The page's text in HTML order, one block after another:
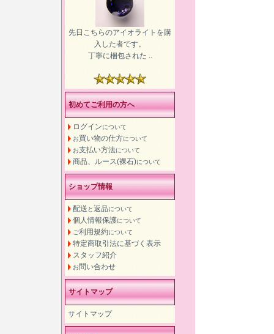
先日こちらのアイオライトを購
入した者です。
丁寧に梱包された ..
初めてご利用の方へ
ログインについて
お買い物の仕方について
お支払い方法について
商品、ルース(裸石)について
ショップ情報
配送 と返品について
個人情報保護について
ご利用規約について
特定商取引法に基づく表示
スタッフ紹介
お問い合わせ
サイトマップ
サイトマップ